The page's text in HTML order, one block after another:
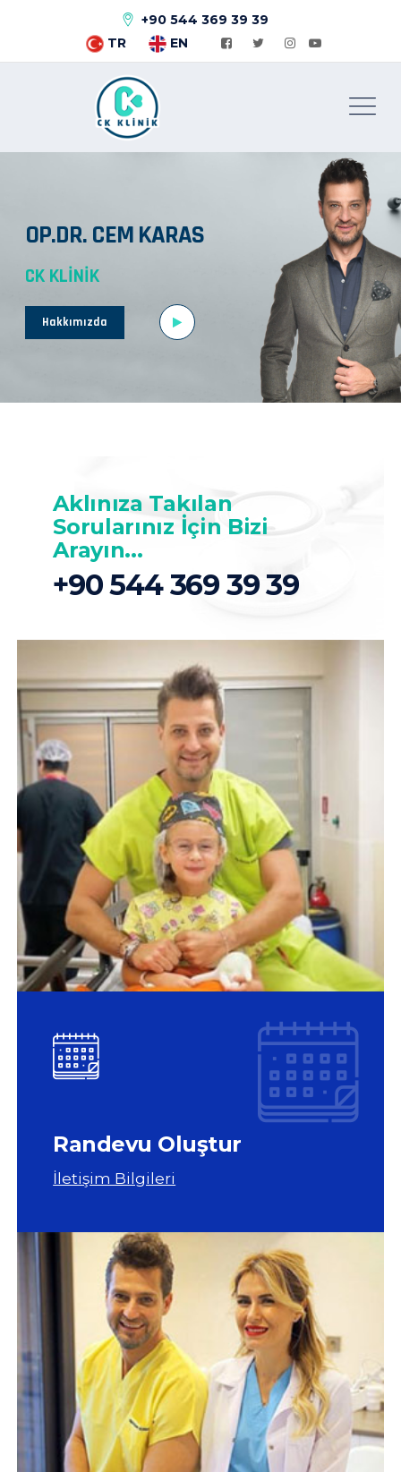
+90 544 369 39 39
TR
EN
OP.DR. CEM KARAS
CK KLİNİK
Hakkımızda
Aklınıza Takılan
Sorularınız İçin Bizi
Arayın...
+90 544 369 39 39
Randevu Oluştur
İletişim Bilgileri